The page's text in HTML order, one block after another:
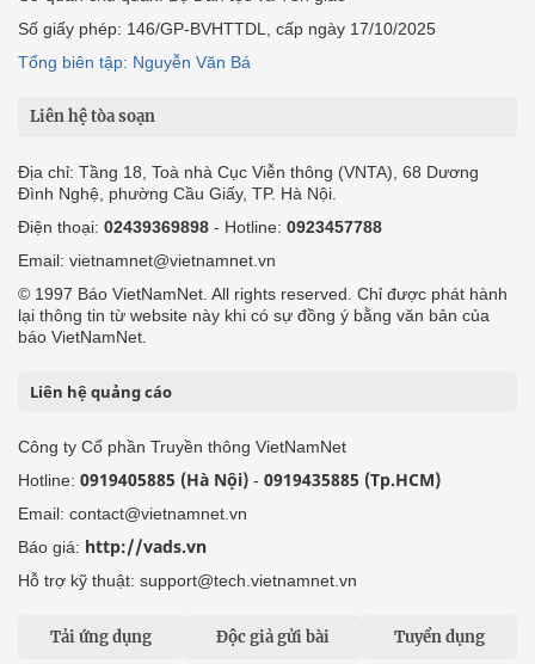
Số giấy phép: 146/GP-BVHTTDL, cấp ngày 17/10/2025
Tổng biên tập: Nguyễn Văn Bá
Liên hệ tòa soạn
Địa chỉ: Tầng 18, Toà nhà Cục Viễn thông (VNTA), 68 Dương
Đình Nghệ, phường Cầu Giấy, TP. Hà Nội.
Điện thoại: 02439369898 - Hotline: 0923457788
Email: vietnamnet@vietnamnet.vn
© 1997 Báo VietNamNet. All rights reserved. Chỉ được phát hành
lại thông tin từ website này khi có sự đồng ý bằng văn bản của
báo VietNamNet.
Liên hệ quảng cáo
Công ty Cổ phần Truyền thông VietNamNet
Hotline: 0919405885 (Hà Nội) - 0919435885 (Tp.HCM)
Email: contact@vietnamnet.vn
Báo giá: http://vads.vn
Hỗ trợ kỹ thuật: support@tech.vietnamnet.vn
Tải ứng dụng Độc giả gửi bài Tuyển dụng